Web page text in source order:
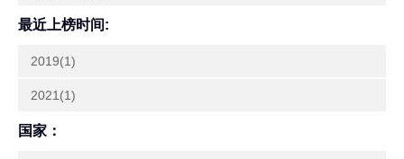
最近上榜时间:
2019(1)
2021(1)
国家：